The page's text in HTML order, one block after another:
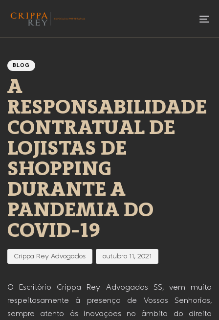
BLOG
A
RESPONSABILIDADE
CONTRATUAL DE
LOJISTAS DE
SHOPPING
DURANTE A
PANDEMIA DO
COVID-19
Crippa Rey Advogados outubro 11, 2021
O Escritório Crippa Rey Advogados SS, vem muito
respeitosamente à presença de Vossas Senhorias,
sempre atento às inovações no âmbito do direito